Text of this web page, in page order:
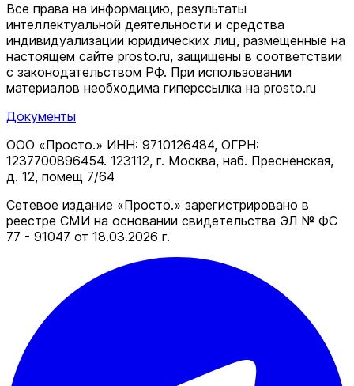
Все права на информацию, результаты
интеллектуальной деятельности и средства
индивидуализации юридических лиц, размещенные на
настоящем сайте prosto.ru, защищены в соответствии
c законодательством РФ. При использовании
материалов необходима гиперссылка на prosto.ru
Документы
ООО «Просто.» ИНН: 9710126484, ОГРН:
1237700896454. 123112, г. Москва, наб. Пресненская,
д. 12, помещ 7/64
Сетевое издание «Просто.» зарегистрировано в
реестре СМИ на основании свидетельства ЭЛ № ФС
77 - 91047 от 18.03.2026 г.